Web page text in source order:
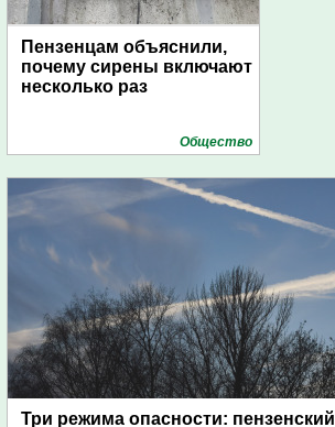
Пензенцам объяснили,
почему сирены включают
несколько раз
Общество
Три режима опасности: пензенский